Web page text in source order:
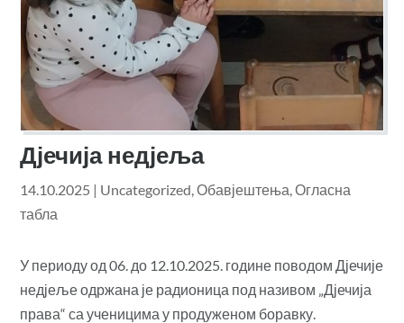
Дјечија недјеља
14.10.2025 | Uncategorized ,Обавјештења ,Огласна
табла
У периоду од 06. до 12.10.2025. године поводом Дјечије
недјеље одржана је радионица под називом „Дјечија
права“ са ученицима у продуженом боравку.